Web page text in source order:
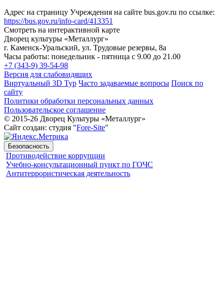
Адрес на страницу Учреждения на сайте bus.gov.ru по ссылке:
https://bus.gov.ru/info-card/413351
Смотреть на интерактивной карте
Дворец культуры «Металлург»
г. Каменск-Уральский, ул. Трудовые резервы, 8а
Часы работы: понедельник - пятница с 9.00 до 21.00
+7 (343-9) 39-54-98
Версия для слабовидящих
Виртуальный 3D Тур Часто задаваемые вопросы Поиск по
сайту
Политики обработки персональных данных
Пользовательское соглашение
© 2015-26 Дворец Культуры «Металлург»
Сайт создан: студия "Fore-Site"
Безопасность
Противодействие коррупции
Учебно-консультационный пункт по ГОЧС
Антитеррористическая деятельность